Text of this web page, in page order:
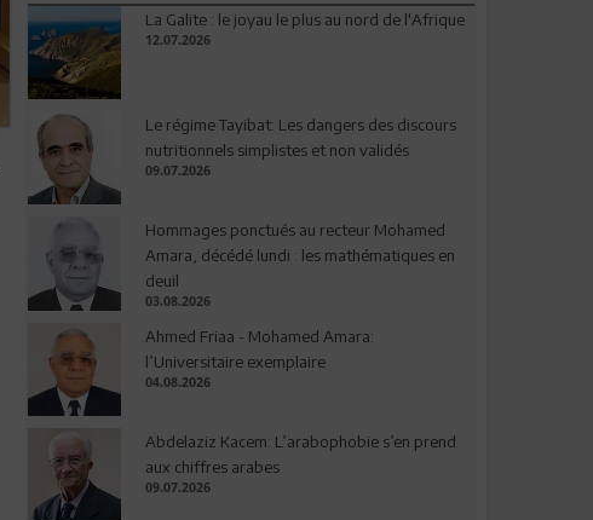
La Galite : le joyau le plus au nord de l'Afrique
12.07.2026
Le régime Tayibat: Les dangers des discours
nutritionnels simplistes et non validés
09.07.2026
Hommages ponctués au recteur Mohamed
Amara, décédé lundi : les mathématiques en
deuil
03.08.2026
Ahmed Friaa - Mohamed Amara:
l’Universitaire exemplaire
04.08.2026
Abdelaziz Kacem: L’arabophobie s’en prend
aux chiffres arabes
09.07.2026